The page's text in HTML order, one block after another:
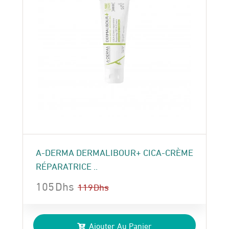
A-DERMA DERMALIBOUR+ CICA-CRÈME
RÉPARATRICE ..
119Dhs
prix
105Dhs
prix
Ajouter Au Panier